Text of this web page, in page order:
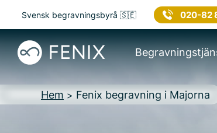
Svensk begravningsbyrå 🇸🇪 020-82
Hem > Fenix begravning i Majorna